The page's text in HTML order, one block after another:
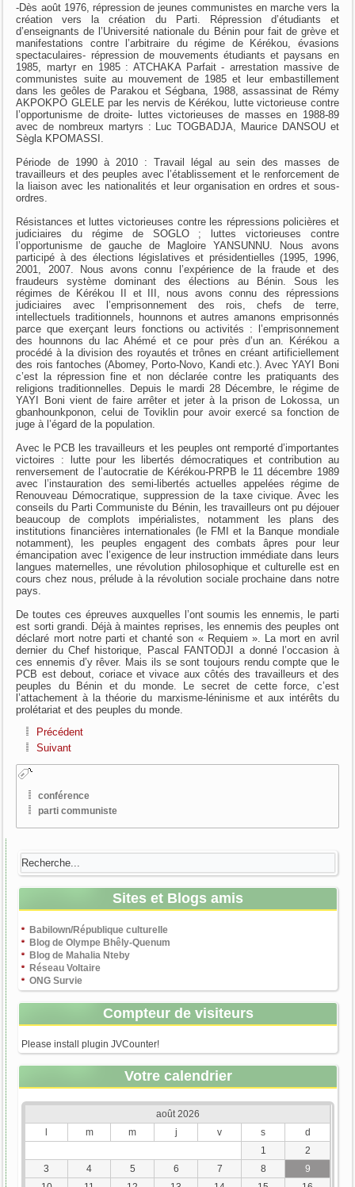
-Dès août 1976, répression de jeunes communistes en marche vers la
création vers la création du Parti. Répression d’étudiants et
d’enseignants de l’Université nationale du Bénin pour fait de grève et
manifestations contre l’arbitraire du régime de Kérékou, évasions
spectaculaires- répression de mouvements étudiants et paysans en
1985, martyr en 1985 : ATCHAKA Parfait - arrestation massive de
communistes suite au mouvement de 1985 et leur embastillement
dans les geôles de Parakou et Ségbana, 1988, assassinat de Rémy
AKPOKPO GLELE par les nervis de Kérékou, lutte victorieuse contre
l’opportunisme de droite- luttes victorieuses de masses en 1988-89
avec de nombreux martyrs : Luc TOGBADJA, Maurice DANSOU et
Sègla KPOMASSI.
Période de 1990 à 2010 : Travail légal au sein des masses de
travailleurs et des peuples avec l’établissement et le renforcement de
la liaison avec les nationalités et leur organisation en ordres et sous-
ordres.
Résistances et luttes victorieuses contre les répressions policières et
judiciaires du régime de SOGLO ; luttes victorieuses contre
l’opportunisme de gauche de Magloire YANSUNNU. Nous avons
participé à des élections législatives et présidentielles (1995, 1996,
2001, 2007. Nous avons connu l’expérience de la fraude et des
fraudeurs système dominant des élections au Bénin. Sous les
régimes de Kérékou II et III, nous avons connu des répressions
judiciaires avec l’emprisonnement des rois, chefs de terre,
intellectuels traditionnels, hounnons et autres amanons emprisonnés
parce que exerçant leurs fonctions ou activités : l’emprisonnement
des hounnons du lac Ahémé et ce pour près d’un an. Kérékou a
procédé à la division des royautés et trônes en créant artificiellement
des rois fantoches (Abomey, Porto-Novo, Kandi etc.). Avec YAYI Boni
c’est la répression fine et non déclarée contre les pratiquants des
religions traditionnelles. Depuis le mardi 28 Décembre, le régime de
YAYI Boni vient de faire arrêter et jeter à la prison de Lokossa, un
gbanhounkponon, celui de Toviklin pour avoir exercé sa fonction de
juge à l’égard de la population.
Avec le PCB les travailleurs et les peuples ont remporté d’importantes
victoires : lutte pour les libertés démocratiques et contribution au
renversement de l’autocratie de Kérékou-PRPB le 11 décembre 1989
avec l’instauration des semi-libertés actuelles appelées régime de
Renouveau Démocratique, suppression de la taxe civique. Avec les
conseils du Parti Communiste du Bénin, les travailleurs ont pu déjouer
beaucoup de complots impérialistes, notamment les plans des
institutions financières internationales (le FMI et la Banque mondiale
notamment), les peuples engagent des combats âpres pour leur
émancipation avec l’exigence de leur instruction immédiate dans leurs
langues maternelles, une révolution philosophique et culturelle est en
cours chez nous, prélude à la révolution sociale prochaine dans notre
pays.
De toutes ces épreuves auxquelles l’ont soumis les ennemis, le parti
est sorti grandi. Déjà à maintes reprises, les ennemis des peuples ont
déclaré mort notre parti et chanté son « Requiem ». La mort en avril
dernier du Chef historique, Pascal FANTODJI a donné l’occasion à
ces ennemis d’y rêver. Mais ils se sont toujours rendu compte que le
PCB est debout, coriace et vivace aux côtés des travailleurs et des
peuples du Bénin et du monde. Le secret de cette force, c’est
l’attachement à la théorie du marxisme-léninisme et aux intérêts du
prolétariat et des peuples du monde.
Précédent
Suivant
conférence
parti communiste
Sites et Blogs amis
Babilown/République culturelle
Blog de Olympe Bhêly-Quenum
Blog de Mahalia Nteby
Réseau Voltaire
ONG Survie
Compteur de visiteurs
Please install plugin JVCounter!
Votre calendrier
août 2026
l
m m j v s
d
1
2
3
4 5 6 7 8
9